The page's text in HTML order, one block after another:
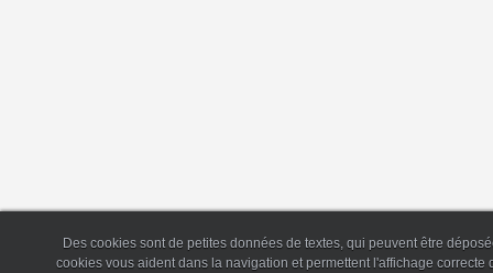
Des cookies sont de petites données de textes, qui peuvent être
cookies vous aident dans la navigation et permettent l'affichage